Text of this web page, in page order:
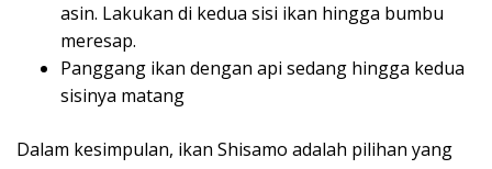
asin. Lakukan di kedua sisi ikan hingga bumbu
meresap.
Panggang ikan dengan api sedang hingga kedua
sisinya matang
Dalam kesimpulan, ikan Shisamo adalah pilihan yang